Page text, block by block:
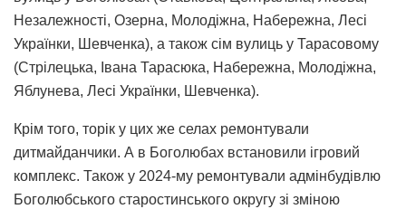
Незалежності, Озерна, Молодіжна, Набережна, Лесі
Українки, Шевченка), а також сім вулиць у Тарасовому
(Стрілецька, Івана Тарасюка, Набережна, Молодіжна,
Яблунева, Лесі Українки, Шевченка).
Крім того, торік у цих же селах ремонтували
дитмайданчики. А в Боголюбах встановили ігровий
комплекс. Також у 2024-му ремонтували адмінбудівлю
Боголюбського старостинського округу зі зміною